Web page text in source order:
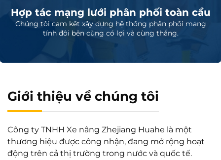
Hợp tác mạng lưới phân phối toàn cầu
Chúng tôi cam kết xây dựng hệ thống phân phối mang
tính đôi bên cùng có lợi và cùng thắng.
Giới thiệu về chúng tôi
Công ty TNHH Xe nâng Zhejiang Huahe là một
thương hiệu được công nhận, đang mở rộng hoạt
động trên cả thị trường trong nước và quốc tế.